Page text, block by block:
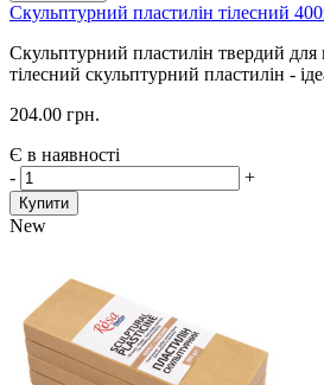
Скульптурний пластилін тілесний
Скульптурний пластилін твердий
тілесний скульптурний пластилін -
204.00 грн.
Є в наявності
-
+
Купити
New